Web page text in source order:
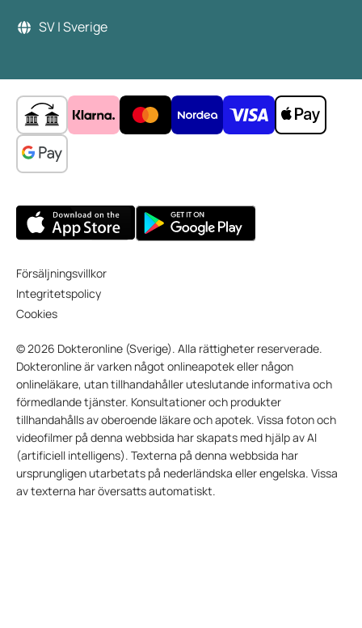
SV | Sverige
Försäljningsvillkor
Integritetspolicy
Cookies
© 2026 Dokteronline (Sverige). Alla rättigheter reserverade.
Dokteronline är varken något onlineapotek eller någon
onlineläkare, utan tillhandahåller uteslutande informativa och
förmedlande tjänster. Konsultationer och produkter
tillhandahålls av oberoende läkare och apotek. Vissa foton och
videofilmer på denna webbsida har skapats med hjälp av AI
(artificiell intelligens). Texterna på denna webbsida har
ursprungligen utarbetats på nederländska eller engelska. Vissa
av texterna har översatts automatiskt.